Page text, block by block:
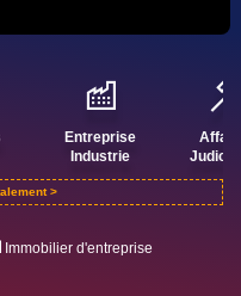
Entreprise
Industrie
Immobilier d'entreprise